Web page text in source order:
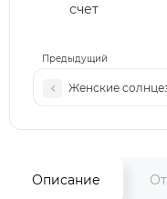
Предыдущий
Женские
счет
Описание